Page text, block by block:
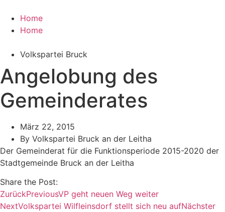
Inhalt
wechseln
Home
Home
Volkspartei Bruck
Angelobung des
Gemeinderates
März 22, 2015
By Volkspartei Bruck an der Leitha
Der Gemeinderat für die Funktionsperiode 2015-2020 der
Stadtgemeinde Bruck an der Leitha
Share the Post:
ZurückPreviousVP geht neuen Weg weiter
NextVolkspartei Wilfleinsdorf stellt sich neu aufNächster